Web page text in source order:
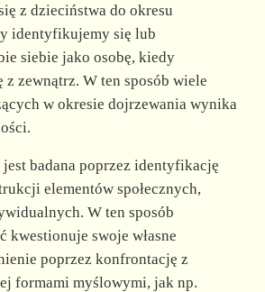
z dzieciństwa do okresu
identyfikujemy się lub
siebie jako osobę, kiedy
zewnątrz. W ten sposób wiele
w okresie dojrzewania wynika
badana poprzez identyfikację
elementów społecznych,
W ten sposób
swoje własne
poprzez konfrontację z
formami myślowymi, jak np.